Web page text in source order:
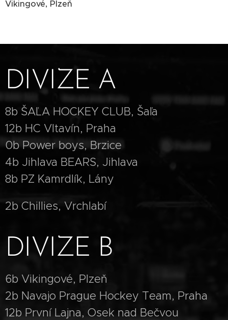
Vikingové, Plzeň
DIVIZE A
8b ŠAĽA HOCKEY CLUB, Šaľa
12b HC Vltavín, Praha
0b Power boys, Brzice
4b Jihlava BEARS, Jihlava
8b PZ Kamrdlík, Lány
2b Chillies, Vrchlabí
DIVIZE B
6b Vikingové, Plzeň
2b Navajo Prague Hockey Team, Praha
12b První Lajna, Osek nad Bečvou